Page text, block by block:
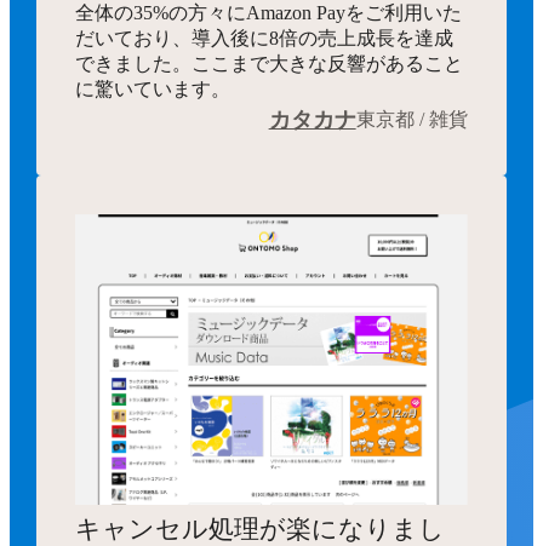
全体の35%の方々にAmazon Payをご利用いた
だいており、導入後に8倍の売上成長を達成
できました。ここまで大きな反響があること
に驚いています。
カタカナ東京都 / 雑貨
キャンセル処理が楽になりまし